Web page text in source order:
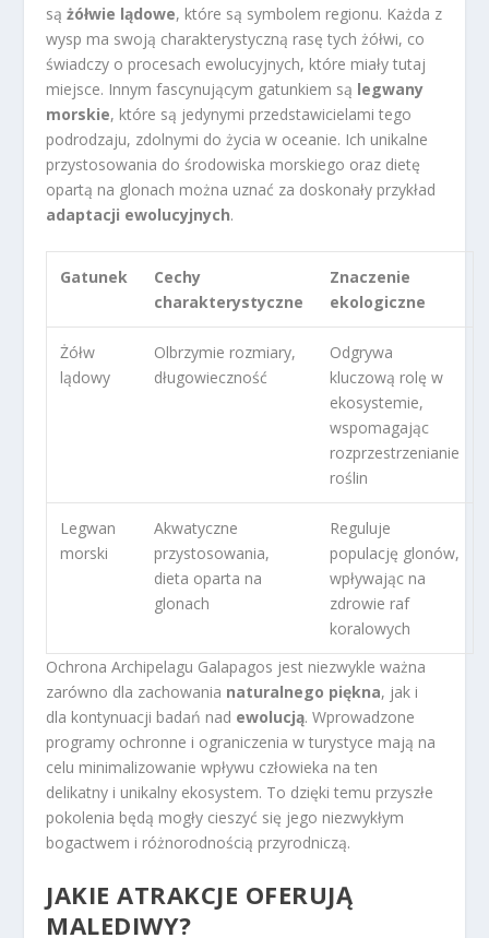
sążółwie lądowe, które są symbolem regionu. Każda z
wysp ma swoją charakterystyczną rasę tych żółwi, co
świadczy o procesach ewolucyjnych, które miały tutaj
miejsce. Innym fascynującym gatunkiem są legwany
morskie, które są jedynymi przedstawicielami tego
podrodzaju, zdolnymi do życia w oceanie. Ich unikalne
przystosowania do środowiska morskiego oraz dietę
opartą na glonach można uznać za doskonały przykład
adaptacji ewolucyjnych.
Gatunek
Cechy
charakterystyczne
Znaczenie
ekologiczne
Żółw
lądowy
Olbrzymie rozmiary,
długowieczność
Odgrywa
kluczową rolę w
ekosystemie,
wspomagając
rozprzestrzenianie
roślin
Legwan
morski
Akwatyczne
przystosowania,
dieta oparta na
glonach
Reguluje
populację glonów,
wpływając na
zdrowie raf
koralowych
Ochrona Archipelagu Galapagos jest niezwykle ważna
zarówno dla zachowania naturalnego piękna, jak i
dla kontynuacji badań nad ewolucją. Wprowadzone
programy ochronne i ograniczenia w turystyce mają na
celu minimalizowanie wpływu człowieka na ten
delikatny i unikalny ekosystem. To dzięki temu przyszłe
pokolenia będą mogły cieszyć się jego niezwykłym
bogactwem i różnorodnością przyrodniczą.
JAKIE ATRAKCJE OFERUJĄ
MALEDIWY?